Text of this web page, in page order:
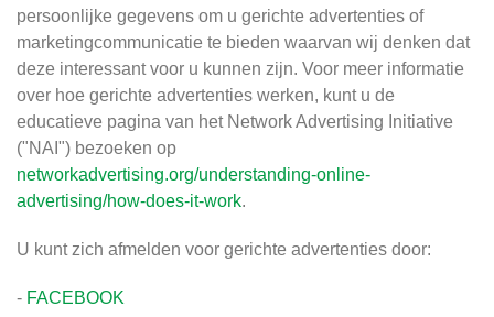
persoonlijke gegevens om u gerichte advertenties of
marketingcommunicatie te bieden waarvan wij denken dat
deze interessant voor u kunnen zijn. Voor meer informatie
over hoe gerichte advertenties werken, kunt u de
educatieve pagina van het Network Advertising Initiative
("NAI") bezoeken op
networkadvertising.org/understanding-online-
advertising/how-does-it-work.
U kunt zich afmelden voor gerichte advertenties door:
- FACEBOOK